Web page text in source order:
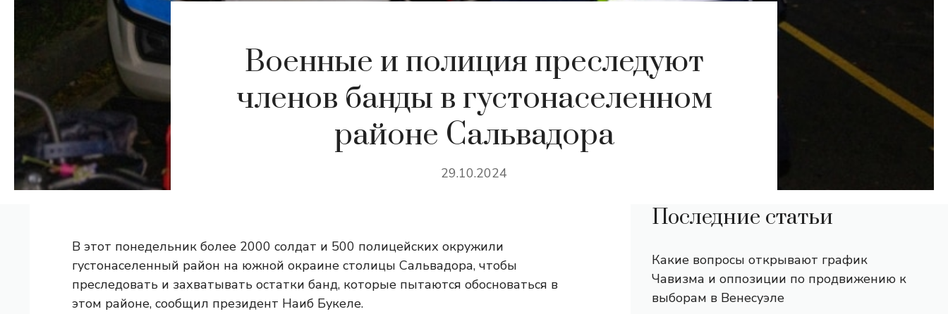
Военные и полиция преследуют
членов банды в густонаселенном
районе Сальвадора
29.10.2024
В этот понедельник более 2000 солдат и 500 полицейских окружили
густонаселенный район на южной окраине столицы Сальвадора, чтобы
преследовать и захватывать остатки банд, которые пытаются обосноваться в
этом районе, сообщил президент Наиб Букеле.
Последние статьи
Какие вопросы открывают график
Чавизма и оппозиции по продвижению к
выборам в Венесуэле